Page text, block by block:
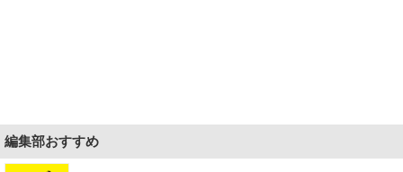
編集部おすすめ